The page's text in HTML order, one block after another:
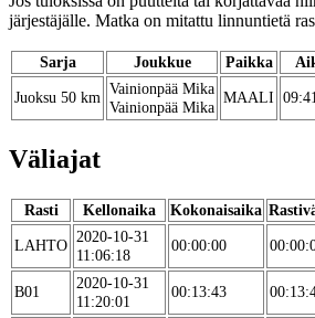
järjestäjälle. Matka on mitattu linnuntietä
Sarja Joukkue Paikka
Juoksu 50 km Vainionpää Mika
Vainionpää Mika
MAALI
Väliajat
Rasti Kellonaika Kokonaisaika
LAHTO 2020-10-31
11:06:18
00:00:00
B01
2020-10-31
11:20:01
00:13:43